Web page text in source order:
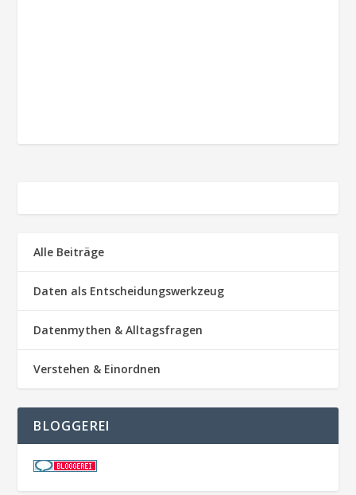
Alle Beiträge
Daten als Entscheidungswerkzeug
Datenmythen & Alltagsfragen
Verstehen & Einordnen
BLOGGEREI